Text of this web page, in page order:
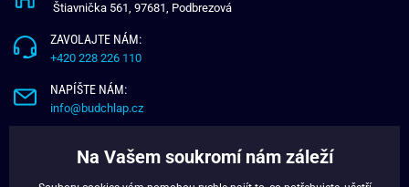
Štiavnička 561, 97681, Podbrezová
ZAVOLAJTE NÁM:
+420 228 226 110
NAPÍŠTE NÁM:
info@budchlap.cz
Na Vašem soukromí nám záleží